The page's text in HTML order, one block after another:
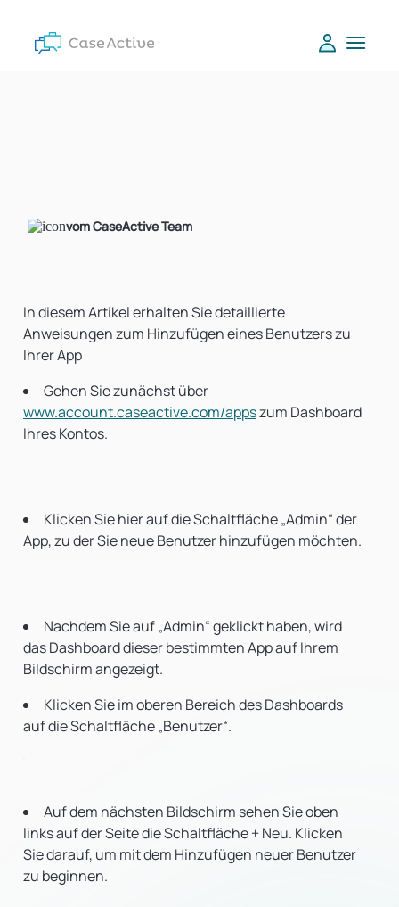
vom CaseActive Team
In diesem Artikel erhalten Sie detaillierte
Anweisungen zum Hinzufügen eines Benutzers zu
Ihrer App
Gehen Sie zunächst über
www.account.caseactive.com/appszum Dashboard
Ihres Kontos.
Klicken Sie hier auf die Schaltfläche „Admin“ der
App, zu der Sie neue Benutzer hinzufügen möchten.
Nachdem Sie auf „Admin“ geklickt haben, wird
das Dashboard dieser bestimmten App auf Ihrem
Bildschirm angezeigt.
Klicken Sie im oberen Bereich des Dashboards
auf die Schaltfläche „Benutzer“.
Auf dem nächsten Bildschirm sehen Sie oben
links auf der Seite die Schaltfläche + Neu. Klicken
Sie darauf, um mit dem Hinzufügen neuer Benutzer
zu beginnen.